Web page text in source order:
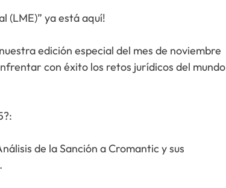
(LME)” ya está aquí!
edición especial del mes de noviembre
con éxito los retos jurídicos del mundo
: